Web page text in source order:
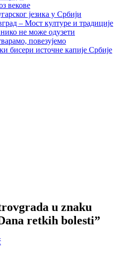
векове
језика у Србији
– Мост културе и традиције
не може одузети
повезујемо
бисери источне капије Србије
u znaku
retkih bolesti”